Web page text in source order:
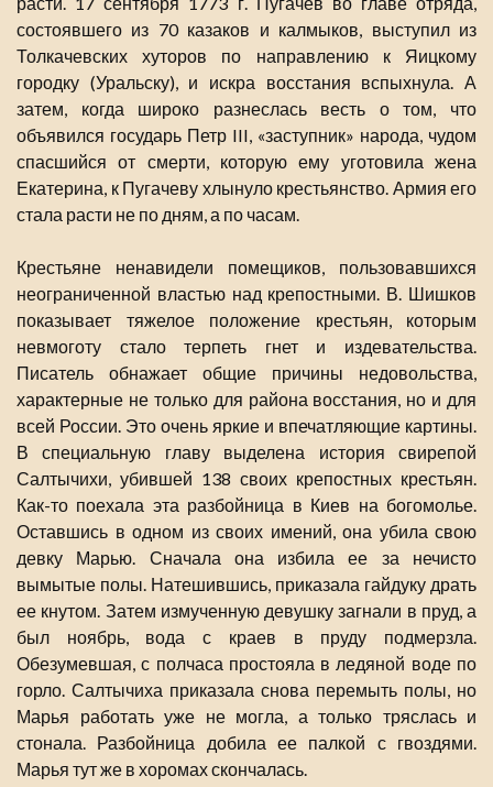
состоявшего из 70 казаков и калмыков, выступил из
Толкачевских хуторов по направлению к Яицкому
городку (Уральску), и искра восстания вспыхнула. А
затем, когда широко разнеслась весть о том, что
объявился государь Петр III, «заступник» народа, чудом
спасшийся от смерти, которую ему уготовила жена
Екатерина, к Пугачеву хлынуло крестьянство. Армия его
стала расти не по дням, а по часам.
Крестьяне ненавидели помещиков, пользовавшихся
неограниченной властью над крепостными. В. Шишков
показывает тяжелое положение крестьян, которым
невмоготу стало терпеть гнет и издевательства.
Писатель обнажает общие причины недовольства,
характерные не только для района восстания, но и для
всей России. Это очень яркие и впечатляющие картины.
В специальную главу выделена история свирепой
Салтычихи, убившей 138 своих крепостных крестьян.
Как-то поехала эта разбойница в Киев на богомолье.
Оставшись в одном из своих имений, она убила свою
девку Марью. Сначала она избила ее за нечисто
вымытые полы. Натешившись, приказала гайдуку драть
ее кнутом. Затем измученную девушку загнали в пруд, а
был ноябрь, вода с краев в пруду подмерзла.
Обезумевшая, с полчаса простояла в ледяной воде по
горло. Салтычиха приказала снова перемыть полы, но
Марья работать уже не могла, а только тряслась и
стонала. Разбойница добила ее палкой с гвоздями.
Марья тут же в хоромах скончалась.